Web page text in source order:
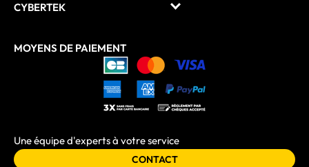
CYBERTEK
MOYENS DE PAIEMENT
Une équipe d'experts à votre service
CONTACT